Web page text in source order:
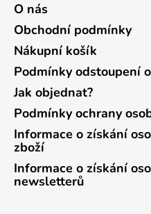
O nás
Obchodní podmínky
Nákupní košík
Podmínky odstoupení
Jak objednat?
Podmínky ochrany
Informace o získání
zboží
Informace o získání
newsletterů